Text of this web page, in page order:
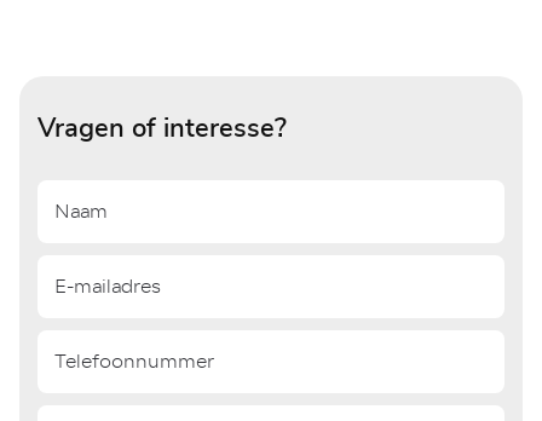
Vragen of interesse?